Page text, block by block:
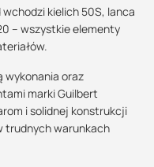
kielich 50S, lanca
– wszystkie elementy
wykonania oraz
marki Guilbert
i solidnej konstrukcji
trudnych warunkach